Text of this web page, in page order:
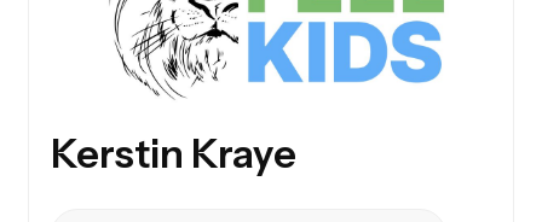
Kerstin Kraye